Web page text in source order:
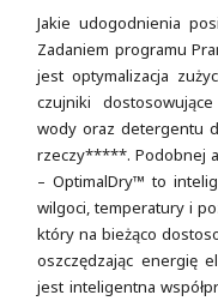
Jakie udogodnienia
Zadaniem programu
jest optymalizacja
czujniki
wody oraz detergentu
rzeczy*****. Podobnej
– OptimalDry™ to
wilgoci, temperatury i
który na bieżąco
oszczędzając energię
jest inteligentna